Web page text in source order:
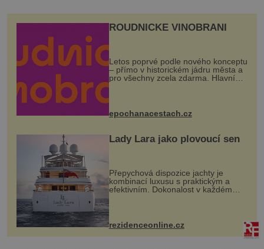
ROUDNICKÉ VINOBRANÍ
Letos poprvé podle nového konceptu
– přímo v historickém jádru města a
pro všechny zcela zdarma. Hlavní
program se odehraje na Karlově a
mohou těšit na víno, burčák, pes...
epochanacestach.cz
Lady Lara jako plovoucí sen
Přepychová dispozice jachty je
kombinací luxusu s praktickým a
efektivním. Dokonalost v každém
detailu představuje značka Fendi
Casa, kterou byly vybaveny její
paluby. Monacký přístav nabízí
každoročn...
rezidenceonline.cz